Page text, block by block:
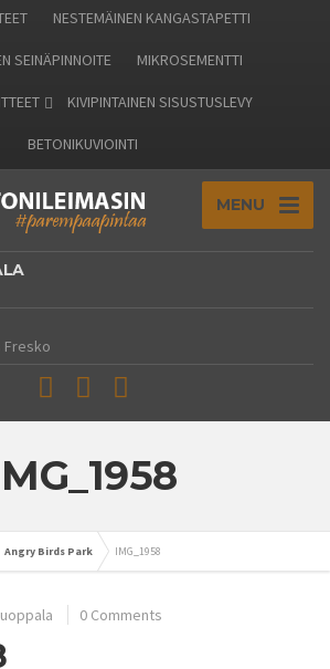
NESTEMÄINEN KANGASTAPETTI
SEINÄPINNOITE MIKROSEMENTTI
KIVIPINTAINEN SISUSTUSLEVY
BETONIKUVIOINTI
MENU
Fresko
Angry Birds Park IMG_1958
0 Comments